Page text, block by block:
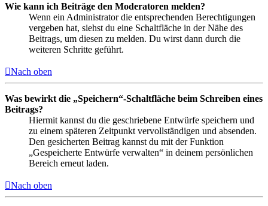
Wie kann ich Beiträge den Moderatoren melden?
Wenn ein Administrator die entsprechenden Berechtigungen
vergeben hat, siehst du eine Schaltfläche in der Nähe des
Beitrags, um diesen zu melden. Du wirst dann durch die
weiteren Schritte geführt.
Nach oben
Was bewirkt die „Speichern“-Schaltfläche beim Schreiben eines
Beitrags?
Hiermit kannst du die geschriebene Entwürfe speichern und
zu einem späteren Zeitpunkt vervollständigen und absenden.
Den gesicherten Beitrag kannst du mit der Funktion
„Gespeicherte Entwürfe verwalten“ in deinem persönlichen
Bereich erneut laden.
Nach oben